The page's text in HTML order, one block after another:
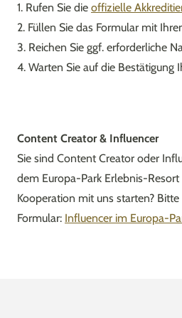
1. Rufen Sie die offizielle
2. Füllen Sie das Formular mit
3. Reichen Sie ggf. erforderliche
4. Warten Sie auf die Bestätigung
Content Creator & Influencer
Sie sind Content Creator oder
dem Europa-Park Erlebnis-
Kooperation mit uns starten?
Formular: Influencer im Europa-